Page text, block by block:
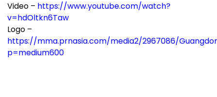
Video – https://www.youtube.com/watch?
v=hdOltkn6Taw
Logo –
https://mma.prnasia.com/media2/2967086/
p=medium600